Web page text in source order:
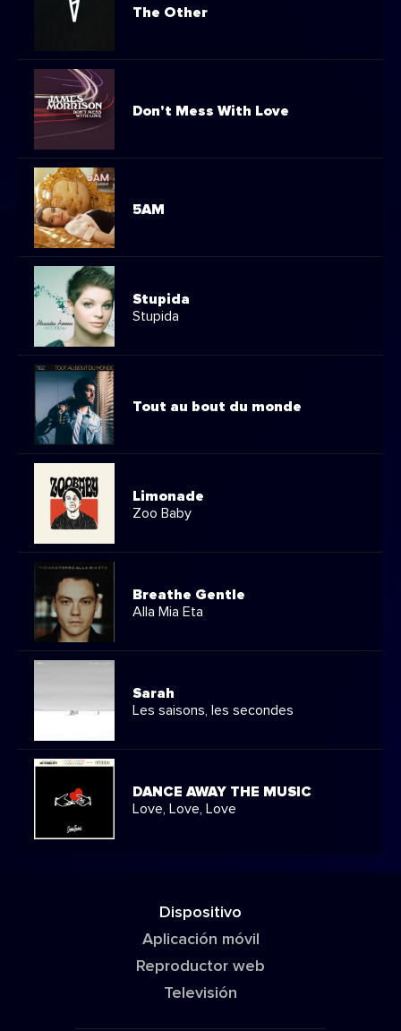
The Other
Don't Mess With Love
5AM
Stupida
Stupida
Tout au bout du monde
Limonade
Zoo Baby
Breathe Gentle
Alla Mia Eta
Sarah
Les saisons, les secondes
DANCE AWAY THE MUSIC
Love, Love, Love
Dispositivo
Aplicación móvil
Reproductor web
Televisión